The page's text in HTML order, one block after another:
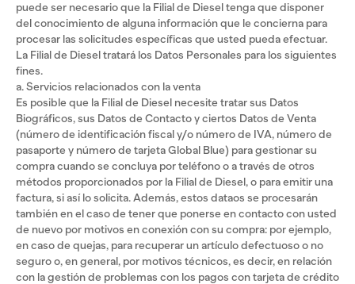
puede ser necesario que la Filial de Diesel tenga que disponer
del conocimiento de alguna información que le concierna para
procesar las solicitudes específicas que usted pueda efectuar.
La Filial de Diesel tratará los Datos Personales para los siguientes
fines.
a. Servicios relacionados con la venta
Es posible que la Filial de Diesel necesite tratar sus Datos
Biográficos, sus Datos de Contacto y ciertos Datos de Venta
(número de identificación fiscal y/o número de IVA, número de
pasaporte y número de tarjeta Global Blue) para gestionar su
compra cuando se concluya por teléfono o a través de otros
métodos proporcionados por la Filial de Diesel, o para emitir una
factura, si así lo solicita. Además, estos dataos se procesarán
también en el caso de tener que ponerse en contacto con usted
de nuevo por motivos en conexión con su compra: por ejemplo,
en caso de quejas, para recuperar un artículo defectuoso o no
seguro o, en general, por motivos técnicos, es decir, en relación
con la gestión de problemas con los pagos con tarjeta de crédito